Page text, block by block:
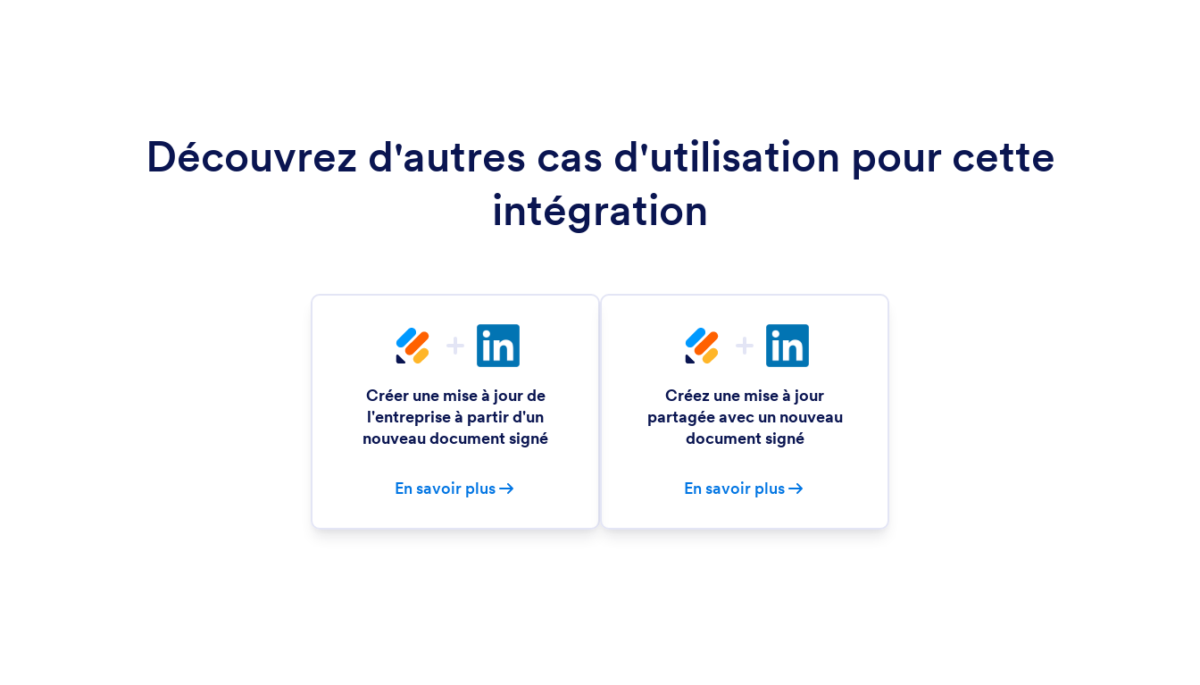
Découvrez d'autres cas d'utilisation pour cette
intégration
Créer une mise à jour de
l'entreprise à partir d'un
nouveau document signé
En savoir plus
Créez une mise à jour
partagée avec un nouveau
document signé
En savoir plus